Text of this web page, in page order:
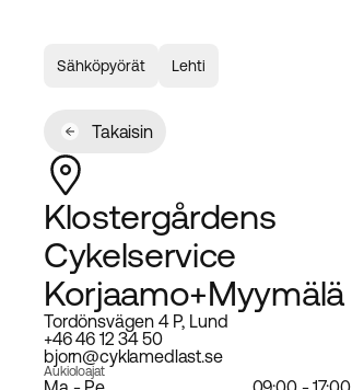
Sähköpyörät Lehti
Takaisin
Klostergårdens
Cykelservice
Korjaamo+Myymälä
Tordönsvägen 4 P, Lund
+46 46 12 34 50
bjorn@cyklamedlast.se
Aukioloajat